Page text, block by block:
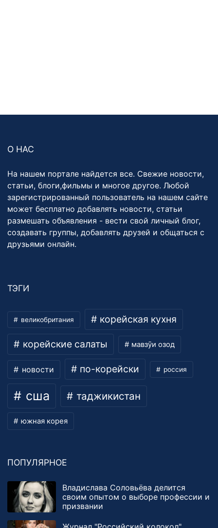
О НАС
На нашем портале найдется все. Свежие новости,
статьи, блоги,фильмы и многое другое. Любой
зарегистрированный пользователь на нашем сайте
может бесплатно добавлять новости, статьи
размешать объявления - вести свой личный блог,
создавать группы, добавлять друзей и общаться с
друзьями онлайн.
ТЭГИ
великобритания корейская кухня
корейские салаты мавзӯи озод
новости по-корейски россия
сша таджикистан
южная корея
ПОПУЛЯРНОЕ
Владислава Соловьёва делится
своим опытом о выборе профессии и
призвании